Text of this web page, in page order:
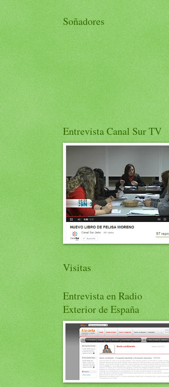
Soñadores
Entrevista Canal Sur TV
Visitas
Entrevista en Radio
Exterior de España